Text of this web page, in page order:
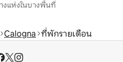
งแห่งในบางพื้นที่
Calogna ที่พักรายเดือน